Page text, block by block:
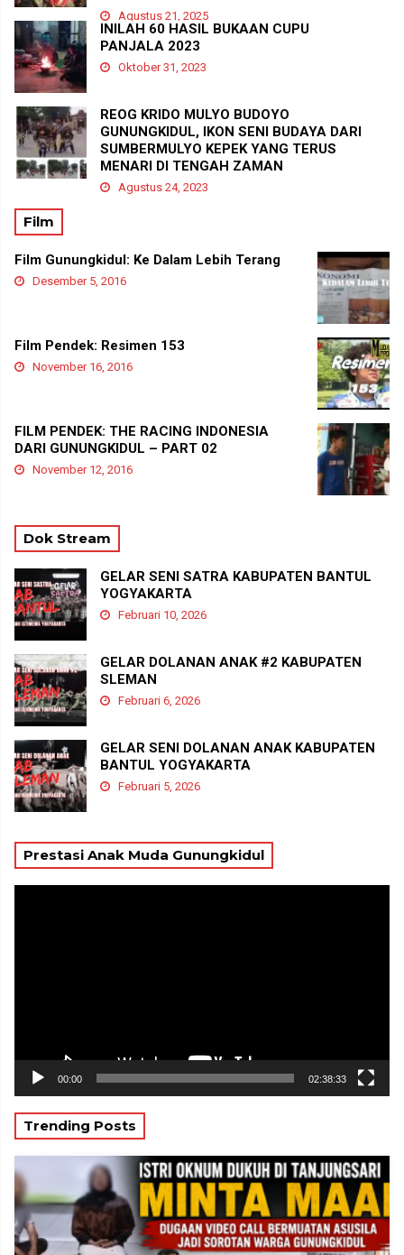
Agustus 21, 2025
INILAH 60 HASIL BUKAAN CUPU
PANJALA 2023
Oktober 31, 2023
REOG KRIDO MULYO BUDOYO
GUNUNGKIDUL, IKON SENI BUDAYA DARI
SUMBERMULYO KEPEK YANG TERUS
MENARI DI TENGAH ZAMAN
Agustus 24, 2023
Film
Film Gunungkidul: Ke Dalam Lebih Terang
Desember 5, 2016
Film Pendek: Resimen 153
November 16, 2016
FILM PENDEK: THE RACING INDONESIA
DARI GUNUNGKIDUL – PART 02
November 12, 2016
Dok Stream
GELAR SENI SATRA KABUPATEN BANTUL
YOGYAKARTA
Februari 10, 2026
GELAR DOLANAN ANAK #2 KABUPATEN
SLEMAN
Februari 6, 2026
GELAR SENI DOLANAN ANAK KABUPATEN
BANTUL YOGYAKARTA
Februari 5, 2026
Prestasi Anak Muda Gunungkidul
00:00 02:38:33
Trending Posts